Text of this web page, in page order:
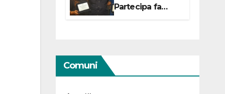
Partecipa fa
centro con due
Comuni